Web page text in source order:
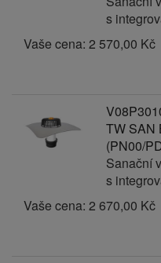
s
Vaše cena: 2 570,00 Kč
TW SAN
(PN00/
Sanační
s
Vaše cena: 2 670,00 Kč